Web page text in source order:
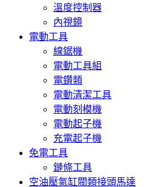
溫度控制器
內視鏡
電動工具
線鋸機
電動工具組
電鑽類
電動清潔工具
電動刻模機
電動起子機
充電起子機
免電工具
鏈條工具
空油壓氣缸閥類接頭馬達